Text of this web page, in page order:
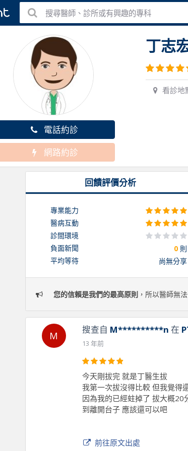
搜尋醫師、診所或有興趣的專科
電話約診
網路約診
丁志
看診地
回饋評價分析
專業能力
醫病互動
診間環境
負面新聞
0 則
平均等待
尚無分享
您的信賴是我們的最高原則 ，所以醫師無
M
搜查自 M**********n 在
13 年前
今天剛拔完 就是丁醫生拔
我第一次拔沒得比較 但我覺得
因為我的已經蛀掉了 拔大概20
到離開台子 應該還可以吧
前往原文出處